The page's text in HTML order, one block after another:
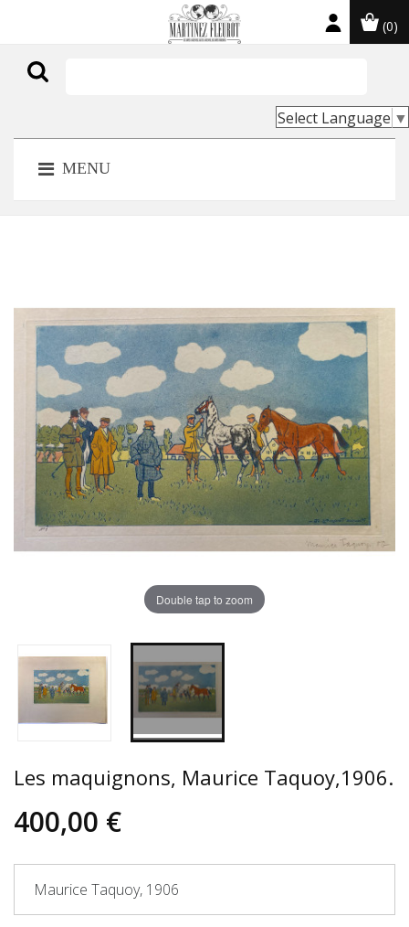
(0)
Select Language ▼
MENU
Double tap to zoom
Les maquignons, Maurice Taquoy,1906.
400,00 €
Maurice Taquoy, 1906